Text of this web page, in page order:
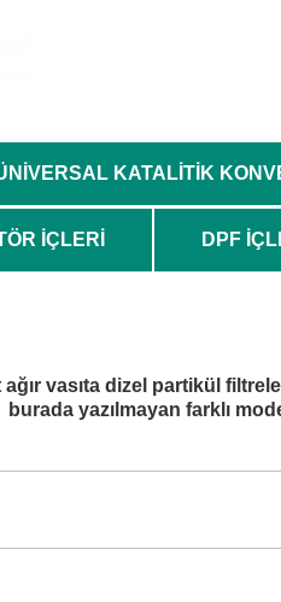
KATALİTİK
İÇLERİ DPF
ağır vasıta dizel partikül
burada yazılmayan farklı